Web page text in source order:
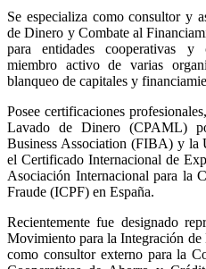
Se especializa como consultor y
de Dinero y Combate al
para entidades cooperativas y
miembro activo de varias
blanqueo de capitales y
Posee certificaciones
Lavado de Dinero (CPAML)
Business Association (FIBA) y la
el Certificado Internacional de
Asociación Internacional para la
Fraude (ICPF) en España.
Recientemente fue designado
Movimiento para la Integración
como consultor externo para la